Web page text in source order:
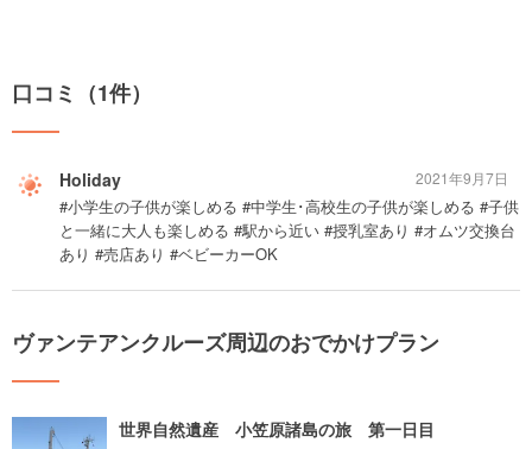
口コミ（1件）
Holiday
#小学生の子供が楽しめる #中学生･高校生の子供が楽しめる #子供
と一緒に大人も楽しめる #駅から近い #授乳室あり #オムツ交換台
あり #売店あり #ベビーカーOK
2021年9月7日
ヴァンテアンクルーズ周辺のおでかけプラン
世界自然遺産 小笠原諸島の旅 第一日目